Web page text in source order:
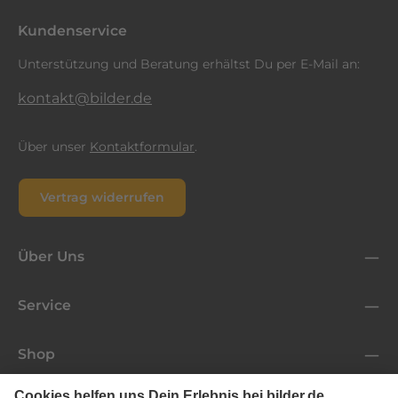
Kundenservice
Unterstützung und Beratung erhältst Du per E-Mail an:
kontakt@bilder.de
Über unser Kontaktformular.
Vertrag widerrufen
Über Uns
Service
Shop